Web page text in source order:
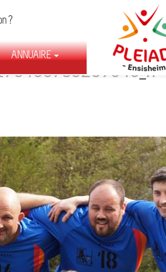
?
ANNUAIRE
FÉDÉRATION
DES
ASSOCIATIONS
D’ENSISHEIM